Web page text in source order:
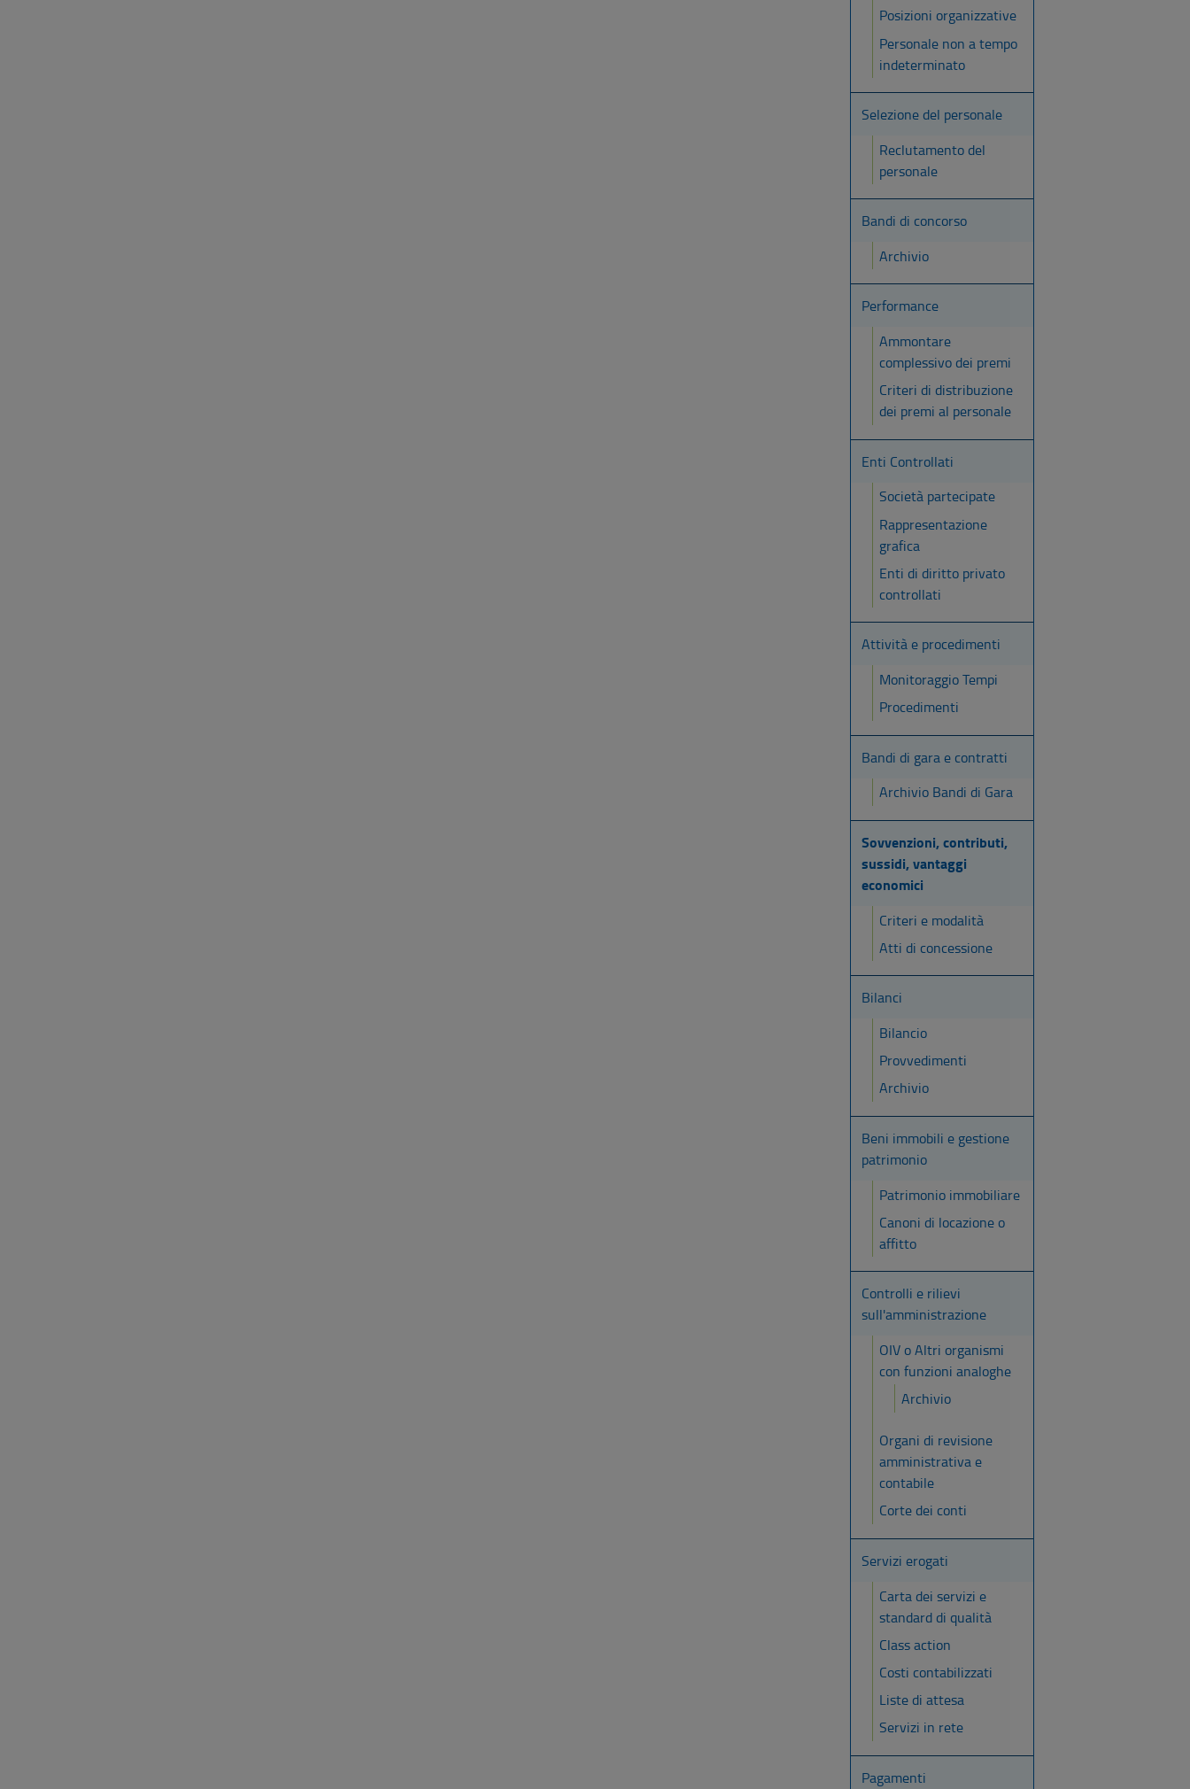
Posizioni organizzative
Personale non a tempo
indeterminato
Selezione del personale
Reclutamento del
personale
Bandi di concorso
Archivio
Performance
Ammontare
complessivo dei premi
Criteri di distribuzione
dei premi al personale
Enti Controllati
Società partecipate
Rappresentazione
grafica
Enti di diritto privato
controllati
Attività e procedimenti
Monitoraggio Tempi
Procedimenti
Bandi di gara e contratti
Archivio Bandi di Gara
Sovvenzioni, contributi,
sussidi, vantaggi
economici
Criteri e modalità
Atti di concessione
Bilanci
Bilancio
Provvedimenti
Archivio
Beni immobili e gestione
patrimonio
Patrimonio immobiliare
Canoni di locazione o
affitto
Controlli e rilievi
sull'amministrazione
OIV o Altri organismi
con funzioni analoghe
Archivio
Organi di revisione
amministrativa e
contabile
Corte dei conti
Servizi erogati
Carta dei servizi e
standard di qualità
Class action
Costi contabilizzati
Liste di attesa
Servizi in rete
Pagamenti